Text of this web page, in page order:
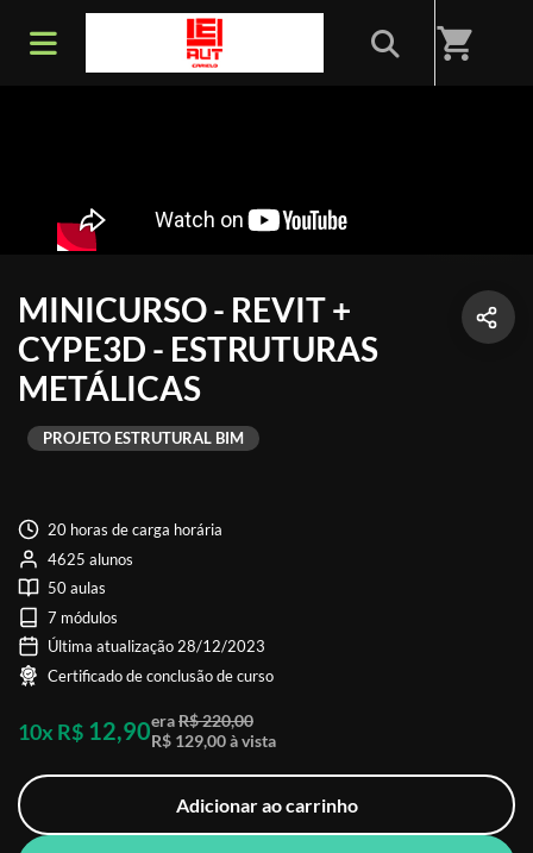
shopping_cart
MINICURSO - REVIT +
CYPE3D - ESTRUTURAS
METÁLICAS
PROJETO ESTRUTURAL BIM
20 horas de carga horária
4625 alunos
50 aulas
7 módulos
Última atualização 28/12/2023
Certificado de conclusão de curso
10x R$ 12,90eraR$ 220,00
R$ 129,00 à vista
Adicionar ao carrinho